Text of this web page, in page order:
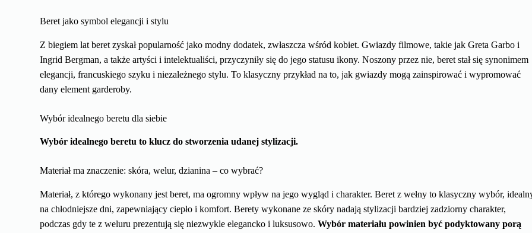
Beret jako symbol elegancji i stylu
Z biegiem lat beret zyskał popularność jako modny dodatek, zwłaszcza wśród kobiet. Gwiazdy filmowe, takie jak Greta Garbo i
Ingrid Bergman, a także artyści i intelektualiści, przyczyniły się do jego statusu ikony. Noszony przez nie, beret stał się synonimem
elegancji, francuskiego szyku i niezależnego stylu. To klasyczny przykład na to, jak gwiazdy mogą zainspirować i wypromować
dany element garderoby.
Wybór idealnego beretu dla siebie
Wybór idealnego beretu to klucz do stworzenia udanej stylizacji.
Materiał ma znaczenie: skóra, welur, dzianina – co wybrać?
Materiał, z którego wykonany jest beret, ma ogromny wpływ na jego wygląd i charakter. Beret z wełny to klasyczny wybór,
na chłodniejsze dni, zapewniający ciepło i komfort. Berety wykonane ze skóry nadają stylizacji bardziej zadziorny charakter,
podczas gdy te z weluru prezentują się niezwykle elegancko i luksusowo.Wybór materiału powinien być podyktowany porą